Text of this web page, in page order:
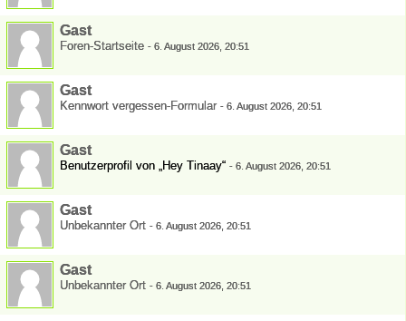
Gast
Foren-Startseite - 6. August 2026, 20:51
Gast
Kennwort vergessen-Formular - 6. August 2026, 20:51
Gast
Benutzerprofil von „Hey Tinaay“ - 6. August 2026, 20:51
Gast
Unbekannter Ort - 6. August 2026, 20:51
Gast
Unbekannter Ort - 6. August 2026, 20:51